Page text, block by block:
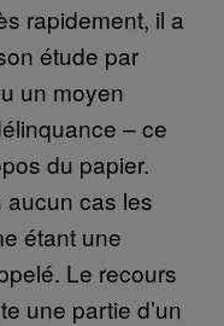
rapidement, il a
étude par
un moyen
– ce
du papier.
aucun cas les
étant une
Le recours
une partie d’un